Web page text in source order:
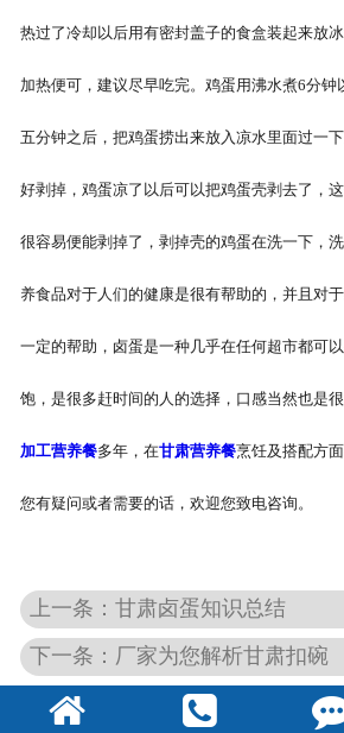
热过了冷却以后用有密封盖子的食盒装起来放
加热便可，建议尽早吃完。鸡蛋用沸水煮6分钟
五分钟之后，把鸡蛋捞出来放入凉水里面过一
好剥掉，鸡蛋凉了以后可以把鸡蛋壳剥去了，
很容易便能剥掉了，剥掉壳的鸡蛋在洗一下，
养食品对于人们的健康是很有帮助的，并且对
一定的帮助，卤蛋是一种几乎在任何超市都可
饱，是很多赶时间的人的选择，口感当然也是
加工营养餐多年，在甘肃营养餐烹饪及搭配方
您有疑问或者需要的话，欢迎您致电咨询。
上一条：甘肃卤蛋知识总结
下一条：厂家为您解析甘肃扣碗